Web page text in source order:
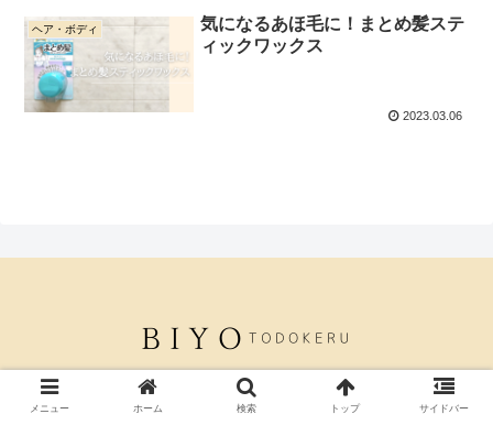
ヘア・ボディ
気になるあほ毛に！まとめ髪ステ
ィックワックス
2023.03.06
© 2023 BIYOtodokeru.
メニュー ホーム 検索 トップ サイドバー